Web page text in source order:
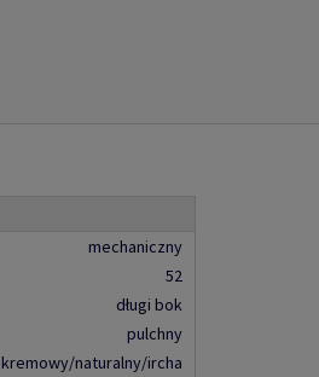
mechaniczny
52
długi bok
pulchny
kremowy/naturalny/ircha